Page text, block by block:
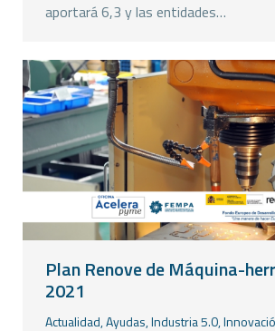
aportará 6,3 y las entidades…
Plan Renove de Máquina-
2021
Actualidad,Ayudas,Industria 5.0,